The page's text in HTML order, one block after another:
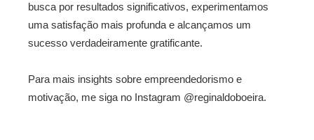
busca por resultados significativos, experimentamos
uma satisfação mais profunda e alcançamos um
sucesso verdadeiramente gratificante.
Para mais insights sobre empreendedorismo e
motivação, me siga no Instagram @reginaldoboeira.